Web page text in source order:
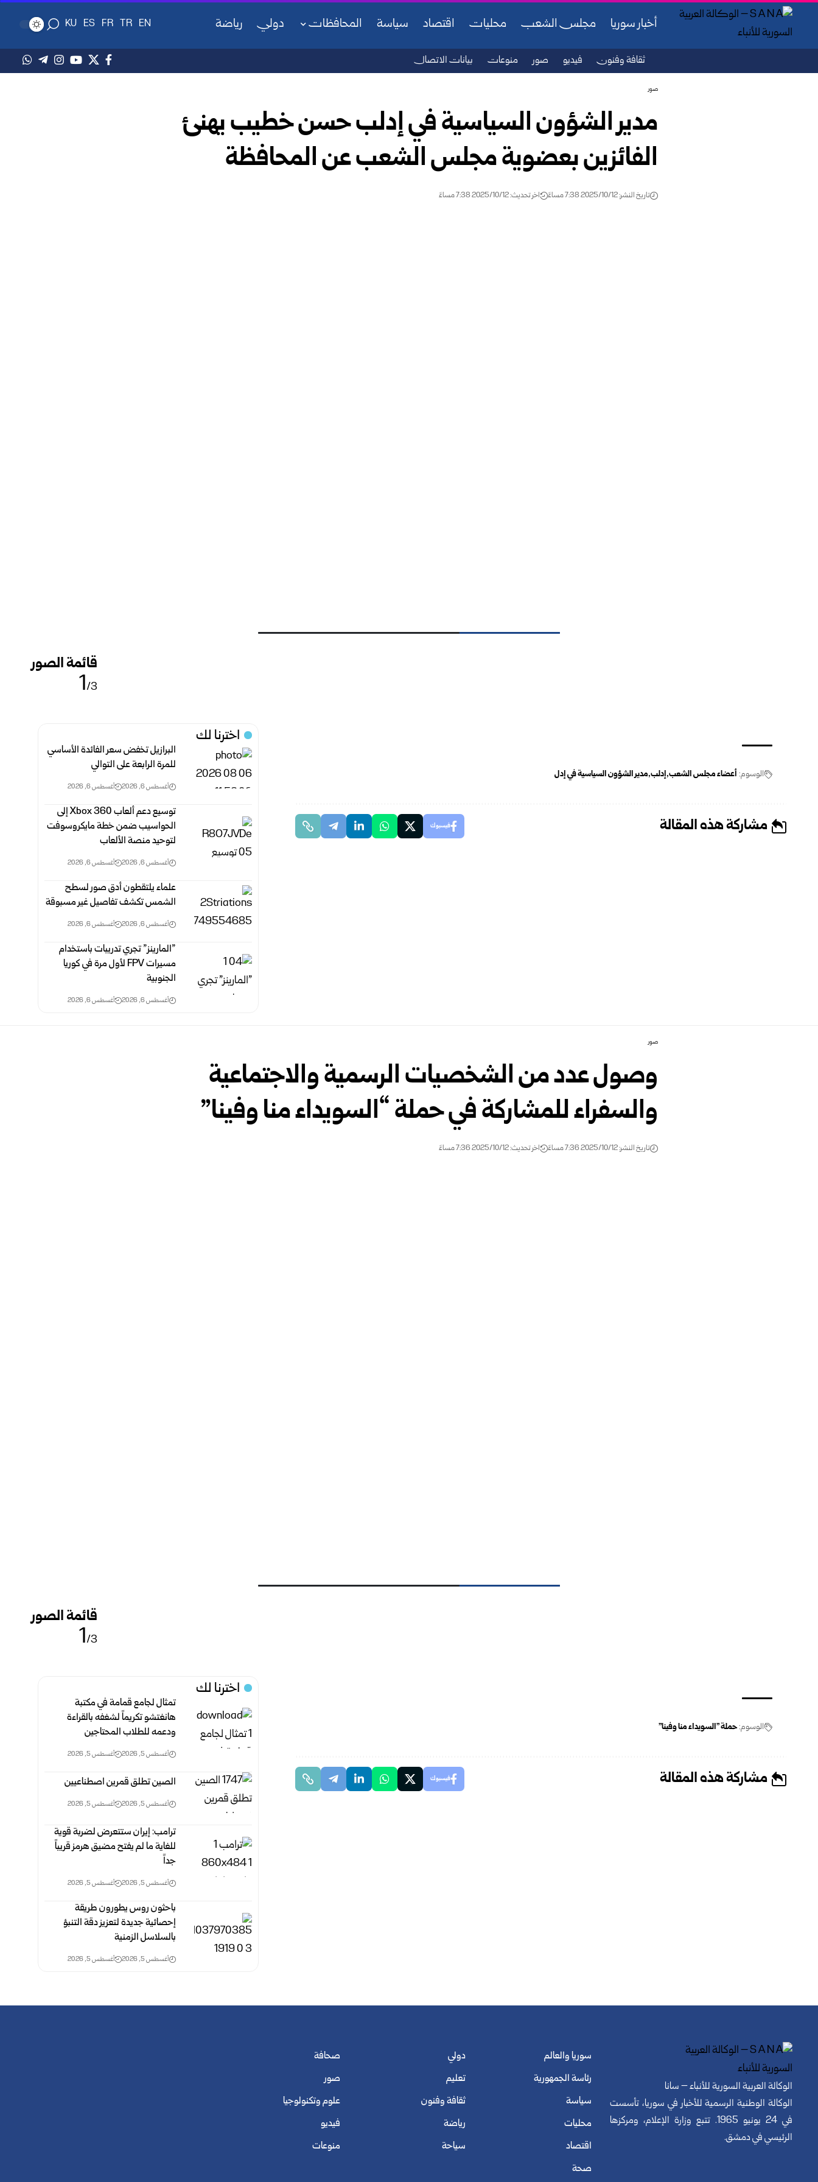
أخبار سوريا مجلس الشعب محليات اقتصاد سياسة المحافظات دولي رياضة EN
TR
FR
ES
KU
ثقافة وفنون فيديو صور منوعات بيانات الاتصال
صور
مدير الشؤون السياسية في إدلب حسن خطيب يهنئ
الفائزين بعضوية مجلس الشعب عن المحافظة
تاريخ النشر: 2025/10/12 7:38 مساءً اخر تحديث: 2025/10/12 7:38 مساءً
قائمة الصور
1/3
الوسوم: أعضاء مجلس الشعب إدلب مدير الشؤون السياسية في إدل
مشاركة هذه المقالة فيسبوك
اخترنا لك
البرازيل تخفض سعر الفائدة الأساسي
للمرة الرابعة على التوالي
أغسطس 6, 2026 أغسطس 6, 2026
توسيع دعم ألعاب Xbox 360 إلى
الحواسيب ضمن خطة مايكروسوفت
لتوحيد منصة الألعاب
أغسطس 6, 2026 أغسطس 6, 2026
علماء يلتقطون أدق صور لسطح
الشمس تكشف تفاصيل غير مسبوقة
أغسطس 6, 2026 أغسطس 6, 2026
‏”المارينز” تجري تدريبات باستخدام
مسيرات ‏FPV‏ لأول مرة في كوريا
الجنوبية
أغسطس 6, 2026 أغسطس 6, 2026
صور
وصول عدد من الشخصيات الرسمية والاجتماعية
والسفراء للمشاركة في حملة “السويداء منا وفينا”
تاريخ النشر: 2025/10/12 7:36 مساءً اخر تحديث: 2025/10/12 7:36 مساءً
قائمة الصور
1/3
الوسوم:حملة "السويداء منا وفينا"
مشاركة هذه المقالة فيسبوك
اخترنا لك
تمثال لجامع قمامة في مكتبة
هانغتشو تكريماً لشغفه بالقراءة
ودعمه للطلاب المحتاجين
أغسطس 5, 2026 أغسطس 5, 2026
الصين تطلق قمرين اصطناعيين
أغسطس 5, 2026 أغسطس 5, 2026
ترامب: إيران ستتعرض لضربة قوية
للغاية ما لم يفتح مضيق هرمز قريباً
جداً
أغسطس 5, 2026 أغسطس 5, 2026
باحثون روس يطورون طريقة
إحصائية جديدة لتعزيز دقة التنبؤ
بالسلاسل الزمنية
أغسطس 5, 2026 أغسطس 5, 2026
الوكالة العربية السورية للأنباء – سانا
الوكالة الوطنية الرسمية للأخبار في سوريا، تأسست
في 24 يونيو 1965. تتبع وزارة الإعلام، ومركزها
الرئيسي في دمشق.
سوريا والعالم
رئاسة الجمهورية
سياسة
محليات
اقتصاد
صحة
دولي
تعليم
ثقافة وفنون
رياضة
سياحة
صحافة
صور
علوم وتكنولوجيا
فيديو
منوعات